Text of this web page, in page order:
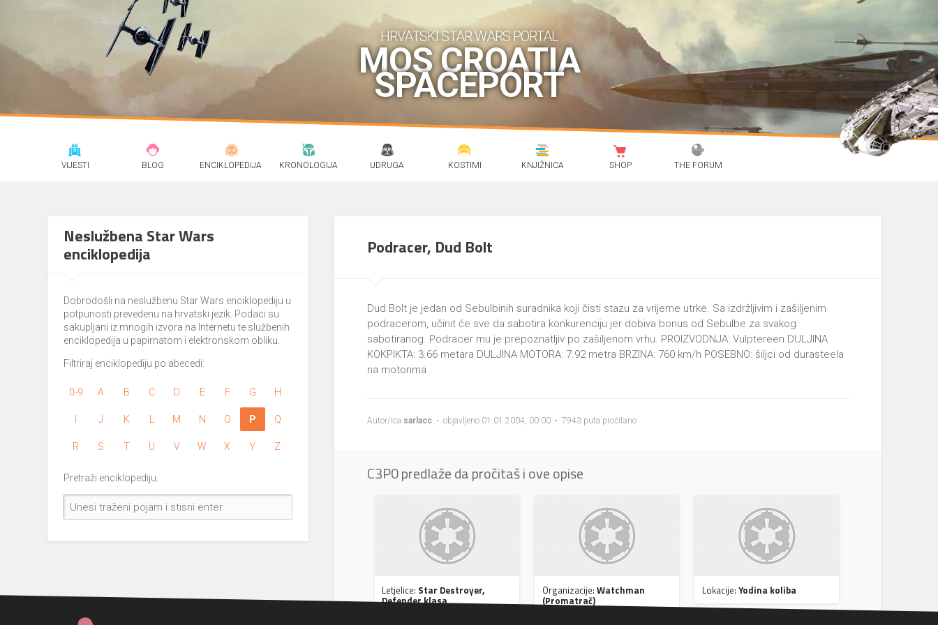
HRVATSKI STAR WARS PORTAL
MOS CROATIA
SPACEPORT
VIJESTI BLOG ENCIKLOPEDIJA KRONOLOGIJA UDRUGA KOSTIMI KNJIŽNICA SHOP THE FORUM
Neslužbena Star Wars
enciklopedija
Dobrodošli na neslužbenu Star Wars enciklopediju u
potpunosti prevedenu na hrvatski jezik. Podaci su
sakupljani iz mnogih izvora na Internetu te službenih
enciklopedija u papirnatom i elektronskom obliku.
Filtriraj enciklopediju po abecedi:
0-9 A B C D E F G H
J K M N O P Q
R S T U V W X Y Z
Pretraži enciklopediju:
Podracer, Dud Bolt
Dud Bolt je jedan od Sebulbinih suradnika koji čisti stazu za vrijeme utrke. Sa izdržljivim i zašiljenim
podracerom, učinit će sve da sabotira konkurenciju jer dobiva bonus od Sebulbe za svakog
sabotiranog. Podracer mu je prepoznatljiv po zašiljenom vrhu. PROIZVODNJA: Vulptereen DULJINA
KOKPIKTA: 3.66 metara DULJINA MOTORA: 7.92 metra BRZINA: 760 km/h POSEBNO: šiljci od durasteela
na motorima
Autor/ica sarlacc • objavljeno 01.01.2004, 00:00 • 7943 puta pročitano
C3P0 predlaže da pročitaš i ove opise
Letjelice: Star Destroyer,
Defender klasa
Organizacije: Watchman
(Promatrač)
Lokacije: Yodina koliba